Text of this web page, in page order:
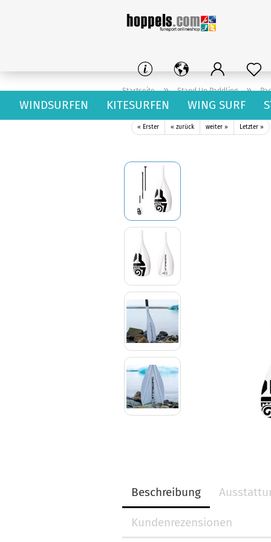
WINDSURFEN KITESURFEN WING SURF
Startseite » Stand Up Paddling »
Starboard Paddle Lima Tufskin 3 Piece
« Erster « zurück weiter » Letzter »
Beschreibung
Kundenrezensionen